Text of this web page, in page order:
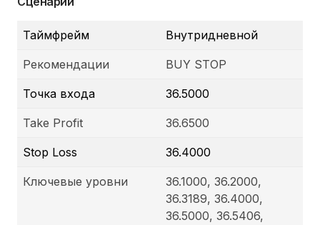
Таймфрейм Внутридневной
Рекомендации BUY STOP
Точка входа 36.5000
Take Profit 36.6500
Stop Loss 36.4000
Ключевые уровни
36.1000, 36.2000,
36.3189, 36.4000,
36.5000, 36.5406,